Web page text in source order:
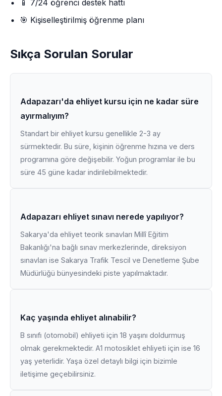
📱 7/24 öğrenci destek hattı
🎯 Kişiselleştirilmiş öğrenme planı
Sıkça Sorulan Sorular
Adapazarı'da ehliyet kursu için ne kadar süre
ayırmalıyım?
Standart bir ehliyet kursu genellikle 2-3 ay
sürmektedir. Bu süre, kişinin öğrenme hızına ve ders
programına göre değişebilir. Yoğun programlar ile bu
süre 45 güne kadar indirilebilmektedir.
Adapazarı ehliyet sınavı nerede yapılıyor?
Sakarya'da ehliyet teorik sınavları Millî Eğitim
Bakanlığı'na bağlı sınav merkezlerinde, direksiyon
sınavları ise Sakarya Trafik Tescil ve Denetleme Şube
Müdürlüğü bünyesindeki piste yapılmaktadır.
Kaç yaşında ehliyet alınabilir?
B sınıfı (otomobil) ehliyeti için 18 yaşını doldurmuş
olmak gerekmektedir. A1 motosiklet ehliyeti için ise 16
yaş yeterlidir. Yaşa özel detaylı bilgi için bizimle
iletişime geçebilirsiniz.